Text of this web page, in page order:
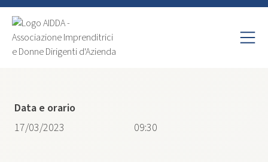
Data e orario
17/03/2023
09:30